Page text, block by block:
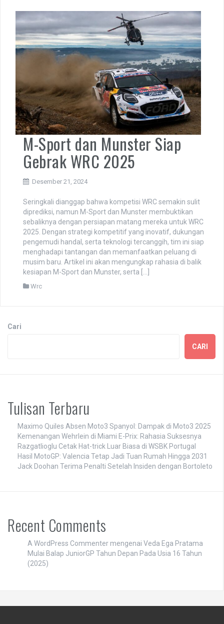
M-Sport dan Munster Siap
Gebrak WRC 2025
Desember 21, 2024
Seringkali dianggap bahwa kompetisi WRC semakin sulit
diprediksi, namun M-Sport dan Munster membuktikan
sebaliknya dengan persiapan matang mereka untuk WRC
2025. Dengan strategi kompetitif yang inovatif, dukungan
pengemudi handal, serta teknologi tercanggih, tim ini siap
menghadapi tantangan dan memanfaatkan peluang di
musim baru. Artikel ini akan mengungkap rahasia di balik
kesiapan M-Sport dan Munster, serta […]
Wrc
Cari
CARI
Tulisan Terbaru
Maximo Quiles Absen Moto3 Spanyol: Dampak di Moto3 2025
Kemenangan Wehrlein di Miami E-Prix: Rahasia Suksesnya
Razgatlioglu Cetak Hat-trick Luar Biasa di WSBK Portugal
Hasil MotoGP: Valencia Tetap Jadi Tuan Rumah Hingga 2031
Jack Doohan Terima Penalti Setelah Insiden dengan Bortoleto
Recent Comments
A WordPress Commenter mengenai Veda Ega Pratama
Mulai Balap JuniorGP Tahun Depan Pada Usia 16 Tahun
(2025)